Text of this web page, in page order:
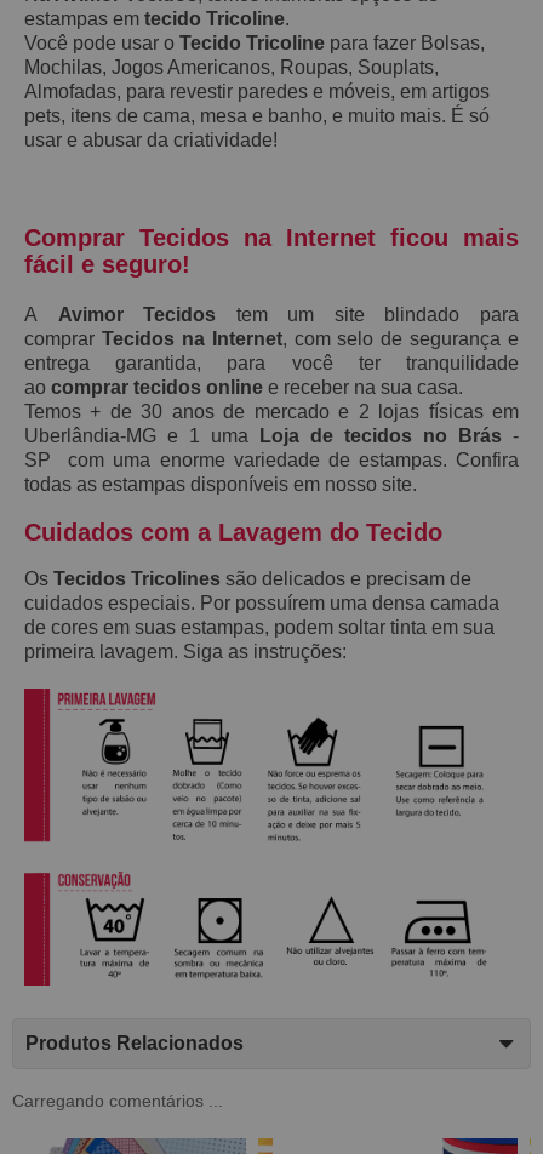
estampas em tecido Tricoline.
Você pode usar o Tecido Tricoline para fazer Bolsas,
Mochilas, Jogos Americanos, Roupas, Souplats,
Almofadas, para revestir paredes e móveis, em artigos
pets, itens de cama, mesa e banho, e muito mais. É só
usar e abusar da criatividade!
Comprar Tecidos na Internet ficou mais
fácil e seguro!
A Avimor Tecidos tem um site blindado para
comprar Tecidos na Internet, com selo de segurança e
entrega garantida, para você ter tranquilidade
ao comprar tecidos online e receber na sua casa.
Temos + de 30 anos de mercado e 2 lojas físicas em
Uberlândia-MG e 1 uma
Loja de tecidos no Brás -
SP com uma enorme variedade de estampas. Confira
todas as estampas disponíveis em nosso site.
Cuidados com a Lavagem do Tecido
Os Tecidos Tricolines são delicados e precisam de
cuidados especiais. Por possuírem uma densa camada
de cores em suas estampas, podem soltar tinta em sua
primeira lavagem. Siga as instruções:
Produtos Relacionados
Carregando comentários ...